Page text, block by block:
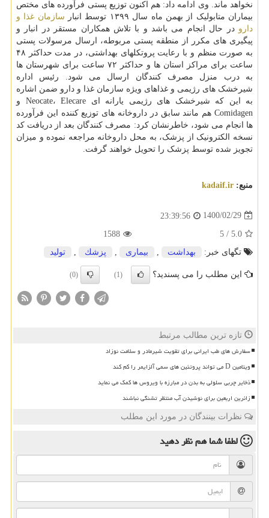
نخواهد ماند. وی ادامه داد: هم اکنون توزیع پستی فرآورده های مختص
بیماران متابولیک از بهمن ماه سال ۱۳۹۹ توسط انبار
سازمان غذا و
دارو در حال انجام می باشد و با تلاش همکاران مستقر در انبار و
پیگیری های مکرر از منطقه پستی مربوطه، ارسال مرسولات پستی
به صورت منظم و با رعایت پروتکلهای بهداشتی، در مدت حداکثر ۴۸
ساعت برای مراکز استان ها و حداکثر ۷۲ ساعت برای شهرستان ها
به درب منزل مصرف کنندگان ارسال می شود. رئیس اداره
شیرخشک های رژیمی و غذاهای ویژه سازمان غذا و دارو ضمن اشاره
به این که شیرخشک های رژیمی یارانه ای Neocate، Elecare و
Comidagen هم مانند سابق در داروخانه های توزیع کننده این فرآورده
ها انجام می شود، خاطرنشان کرد: مصرف کنندگان بعد از دریافت کد
نسخه الکترونیک از پزشک، به محل داروخانه مراجعه نموده و میزان
تجویز شده توسط پزشک را تحویل خواهند گرفت.
منبع: kadaif.ir
1400/02/29
23:39:56
5.0
/
5
1588
تگهای خبر:
بهداشت بیماری پزشك تولید
این مطلب را می پسندید؟ (1)
(0)
تازه ترین مطالب مرتبط
سفارش های طب ایرانی برای تقویت شیرمادر و سلامت نوزاد
ویتامین D می تواند پروتئین های سمی آلزایمر را کم کند
ذخایر چربی سلولی به بدن در مبارزه با ویروس ها کمک می نماید
زائرین اربعین برای نوشیدن آب منتظر تشنگی نباشند
نظرات بینندگان در مورد این مطلب
لطفا شما همنظر دهید